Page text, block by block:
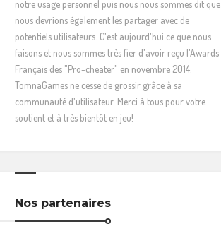
notre usage personnel puis nous nous sommes dit que
nous devrions également les partager avec de
potentiels utilisateurs. C'est aujourd'hui ce que nous
faisons et nous sommes très fier d'avoir reçu l'Awards
Français des "Pro-cheater" en novembre 2014.
TomnaGames ne cesse de grossir grâce à sa
communauté d'utilisateur. Merci à tous pour votre
soutient et à très bientôt en jeu!
Nos partenaires